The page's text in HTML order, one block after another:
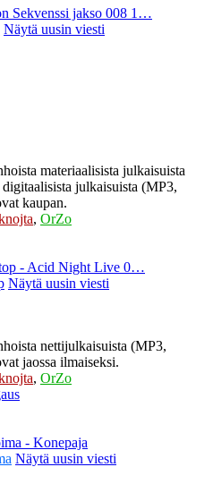
Sekvenssi jakso 008 1…
Näytä uusin viesti
materiaalisista julkaisuista
julkaisuista (MP3,
kaupan.
, OrZo
- Acid Night Live 0…
Näytä uusin viesti
nettijulkaisuista (MP3,
jaossa ilmaiseksi.
, OrZo
- Konepaja
Näytä uusin viesti